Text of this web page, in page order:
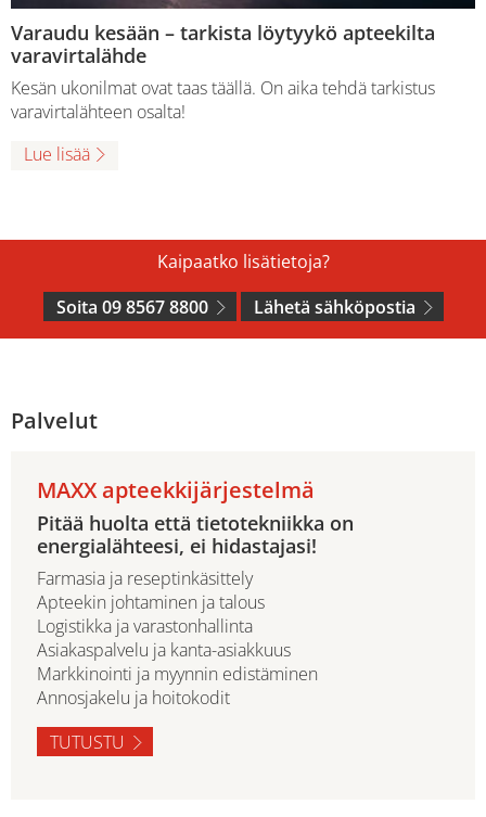
Varaudu kesään – tarkista löytyykö apteekilta
varavirtalähde
Kesän ukonilmat ovat taas täällä. On aika tehdä tarkistus
varavirtalähteen osalta!
Lue lisää
Kaipaatko lisätietoja?
Soita 09 8567 8800
Lähetä sähköpostia
Palvelut
MAXX apteekkijärjestelmä
Pitää huolta että tietotekniikka on
energialähteesi, ei hidastajasi!
Farmasia ja reseptinkäsittely
Apteekin johtaminen ja talous
Logistikka ja varastonhallinta
Asiakaspalvelu ja kanta-asiakkuus
Markkinointi ja myynnin edistäminen
Annosjakelu ja hoitokodit
TUTUSTU